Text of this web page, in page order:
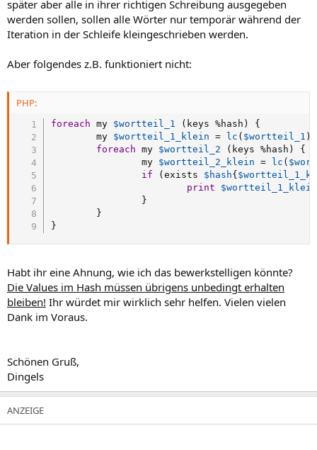
später aber alle in ihrer richtigen Schreibung ausgegeben
werden sollen, sollen alle Wörter nur temporär während der
Iteration in der Schleife kleingeschrieben werden.
Aber folgendes z.B. funktioniert nicht:
PHP:
foreach my $wortteil_1 ( keys %hash )
{
        my
$wortteil_1_klein = lc ( $wortteil_1 )
foreach my $wortteil_2 ( keys %hash )
{
                my
$wortteil_2_klein = lc (
if
(exists $hash{
print
$wortteil_1_klein
}
}
}
Habt ihr eine Ahnung, wie ich das bewerkstelligen könnte?
Die Values im Hash müssen übrigens unbedingt erhalten
bleiben! Ihr würdet mir wirklich sehr helfen. Vielen vielen
Dank im Voraus.
Schönen Gruß,
Dingels